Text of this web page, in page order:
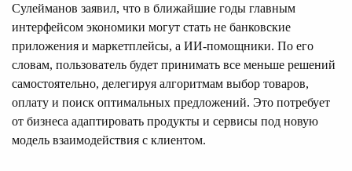
Сулейманов заявил, что в ближайшие годы главным
интерфейсом экономики могут стать не банковские
приложения и маркетплейсы, а ИИ-помощники. По его
словам, пользователь будет принимать все меньше решений
самостоятельно, делегируя алгоритмам выбор товаров,
оплату и поиск оптимальных предложений. Это потребует
от бизнеса адаптировать продукты и сервисы под новую
модель взаимодействия с клиентом.